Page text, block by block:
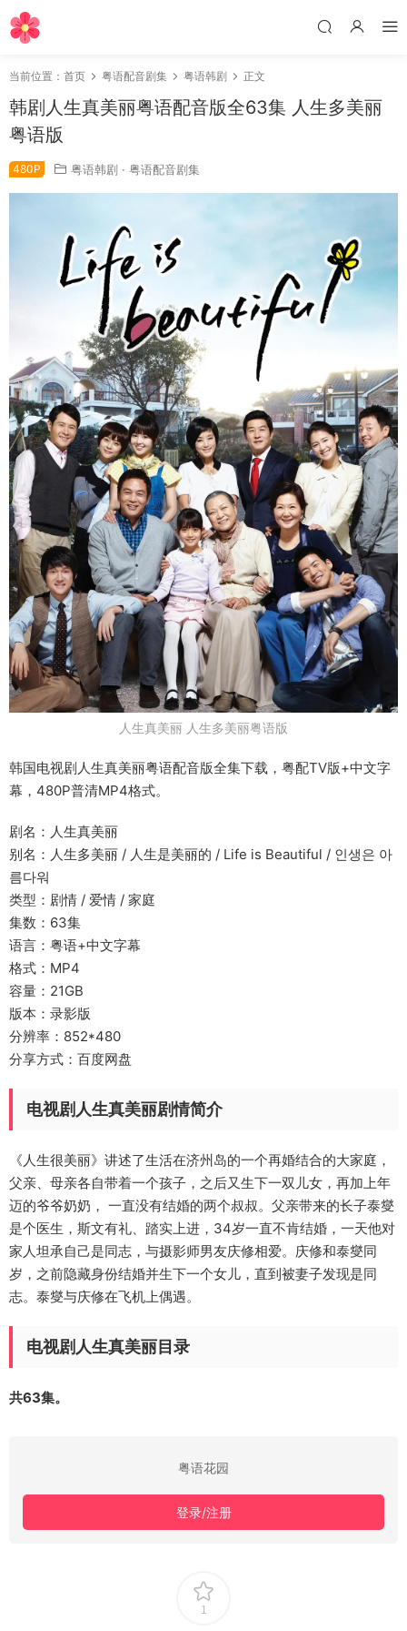
当前位置： 首页 粤语配音剧集 粤语韩剧 正文
韩剧人生真美丽粤语配音版全63集 人生多美丽
粤语版
480P 粤语韩剧 · 粤语配音剧集
人生真美丽 人生多美丽粤语版
韩国电视剧人生真美丽粤语配音版全集下载，粤配TV版+中文字
幕，480P普清MP4格式。
剧名：人生真美丽
别名：人生多美丽 / 人生是美丽的 / Life is Beautiful / 인생은 아
름다워
类型：剧情 / 爱情 / 家庭
集数：63集
语言：粤语+中文字幕
格式：MP4
容量：21GB
版本：录影版
分辨率：852*480
分享方式：百度网盘
电视剧人生真美丽剧情简介
《人生很美丽》讲述了生活在济州岛的一个再婚结合的大家庭，
父亲、母亲各自带着一个孩子，之后又生下一双儿女，再加上年
迈的爷爷奶奶， 一直没有结婚的两个叔叔。父亲带来的长子泰燮
是个医生，斯文有礼、踏实上进，34岁一直不肯结婚，一天他对
家人坦承自己是同志，与摄影师男友庆修相爱。庆修和泰燮同
岁，之前隐藏身份结婚并生下一个女儿，直到被妻子发现是同
志。泰燮与庆修在飞机上偶遇。
电视剧人生真美丽目录
共63集。
粤语花园
登录/注册
1